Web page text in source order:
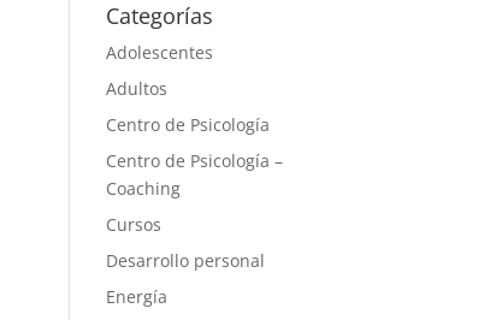
Categorías
Adolescentes
Adultos
Centro de Psicología
Centro de Psicología –
Coaching
Cursos
Desarrollo personal
Energía